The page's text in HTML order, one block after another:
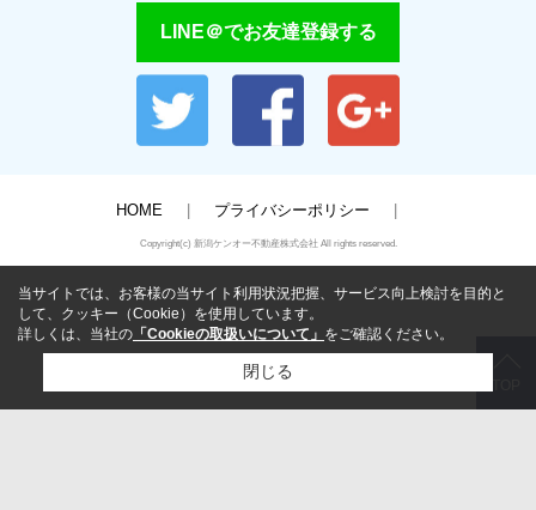
LINE＠でお友達登録する
HOME プライバシーポリシー
Copyright(c) 新潟ケンオー不動産株式会社 All rights reserved.
当サイトでは、お客様の当サイト利用状況把握、サービス向上検討を目的と
して、クッキー（Cookie）を使用しています。
詳しくは、当社の 「Cookieの取扱いについて」 をご確認ください。
閉じる